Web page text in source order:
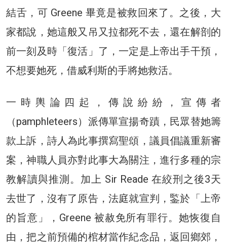
結舌，可 Greene 畢竟是被救回來了。之後，大
家都說，她這般又吊又拉都死不去，還在解剖的
前一刻及時「復活」了，一定是上帝出手干預，
不想要她死，借威利斯的手將她救活。
一時輿論四起，傳說紛紛，宣傳者
（pamphleteers）派傳單宣揚奇蹟，民眾替她籌
款上訴，詩人為此事撰寫聖頌，議員倡議重新審
案，神職人員亦對此事大為關注，進行多種的宗
教解讀與推測。加上 Sir Reade 在絞刑之後3天
去世了，沒有了原告，法庭就宣判，鍳於「上帝
的旨意」，Greene 被赦免所有罪行。她恢復自
由，把之前預備的棺材當作紀念品，返回鄉郊，